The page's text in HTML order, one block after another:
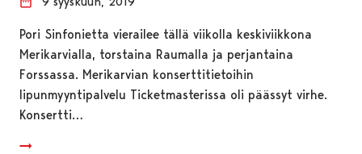
Pori Sinfonietta vierailee tällä viikolla keskiviikkona
Merikarvialla, torstaina Raumalla ja perjantaina
Forssassa. Merikarvian konserttitietoihin
lipunmyyntipalvelu Ticketmasterissa oli päässyt virhe.
Konsertti…